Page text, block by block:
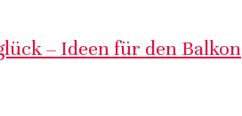
– Ideen für den Balkon